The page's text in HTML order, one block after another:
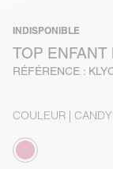
INDISPONIBLE
TOP ENFANT
RÉFÉRENCE :
COULEUR |